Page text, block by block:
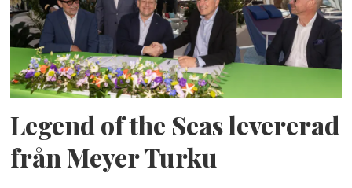
Legend of the Seas levererad
från Meyer Turku